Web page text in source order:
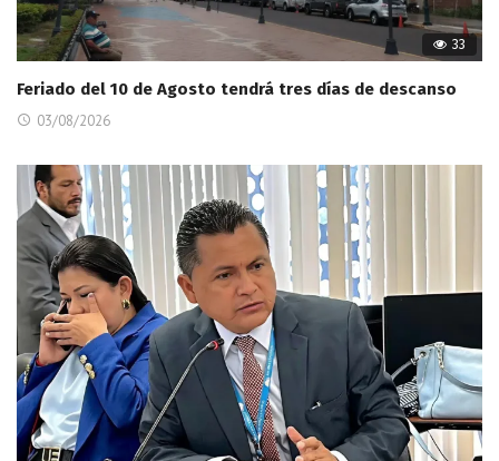
33
Feriado del 10 de Agosto tendrá tres días de descanso
03/08/2026